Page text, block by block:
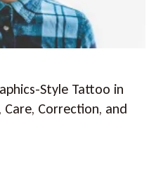
Style Tattoo in
Correction, and